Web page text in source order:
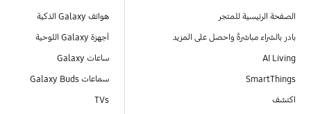
الصفحة الرئيسية للمتجر
بادر بالشراء مباشرةً واحصل على المزيد
AI Living
SmartThings
اكتشف
هواتف Galaxy الذكية
أجهزة Galaxy اللوحية
ساعات Galaxy
سماعات Galaxy Buds
TVs